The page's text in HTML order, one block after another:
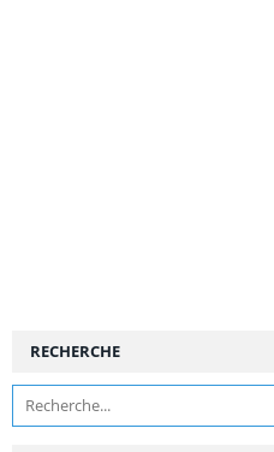
RECHERCHE